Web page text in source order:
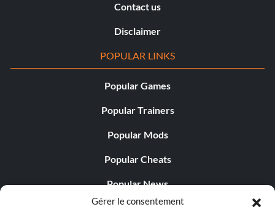
Gérer le consentement
Contact us
Disclaimer
POPULAR LINKS
Popular Games
Popular Trainers
Popular Mods
Popular Cheats
Popular News
Popular Editorials